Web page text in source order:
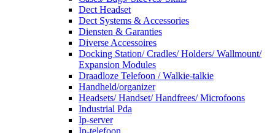
Dect Headset
Dect Systems & Accessories
Diensten & Garanties
Diverse Accessoires
Docking Station/ Cradles/ Holders/ Wallmount/
Expansion Modules
Draadloze Telefoon / Walkie-talkie
Handheld/organizer
Headsets/ Handset/ Handfrees/ Microfoons
Industrial Pda
Ip-server
Ip-telefoon